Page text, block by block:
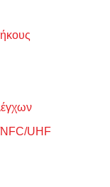
NFC/UHF